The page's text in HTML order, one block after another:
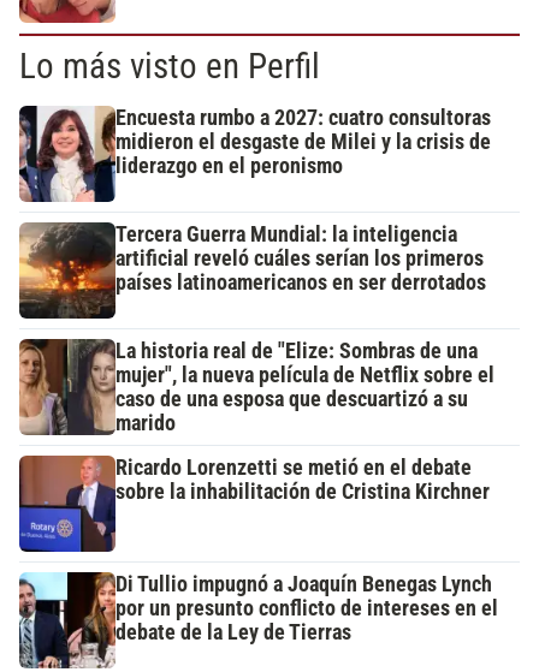
Lo más visto en Perfil
Encuesta rumbo a 2027: cuatro consultoras
midieron el desgaste de Milei y la crisis de
liderazgo en el peronismo
Tercera Guerra Mundial: la inteligencia
artificial reveló cuáles serían los primeros
países latinoamericanos en ser derrotados
La historia real de "Elize: Sombras de una
mujer", la nueva película de Netflix sobre el
caso de una esposa que descuartizó a su
marido
Ricardo Lorenzetti se metió en el debate
sobre la inhabilitación de Cristina Kirchner
Di Tullio impugnó a Joaquín Benegas Lynch
por un presunto conflicto de intereses en el
debate de la Ley de Tierras